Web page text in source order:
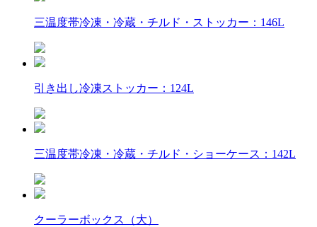
三温度帯冷凍・冷蔵・チルド・ストッカー：146L
引き出し冷凍ストッカー：124L
三温度帯冷凍・冷蔵・チルド・ショーケース：142L
クーラーボックス（大）